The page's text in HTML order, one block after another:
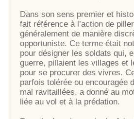
Dans son sens premier et
fait référence à l’action de
généralement de manière
opportuniste. Ce terme était
pour désigner les soldats qui,
guerre, pillaient les villages et
pour se procurer des vivres.
parfois tolérée ou encouragée
mal ravitaillées, a donné au
liée au vol et à la prédation.